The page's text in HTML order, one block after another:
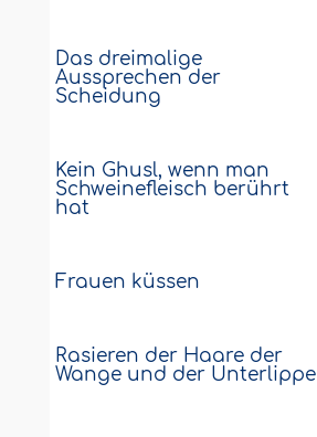
Das dreimalige
Aussprechen der
Scheidung
Kein Ghusl, wenn man
Schweinefleisch berührt
hat
Frauen küssen
Rasieren der Haare der
Wange und der Unterlippe